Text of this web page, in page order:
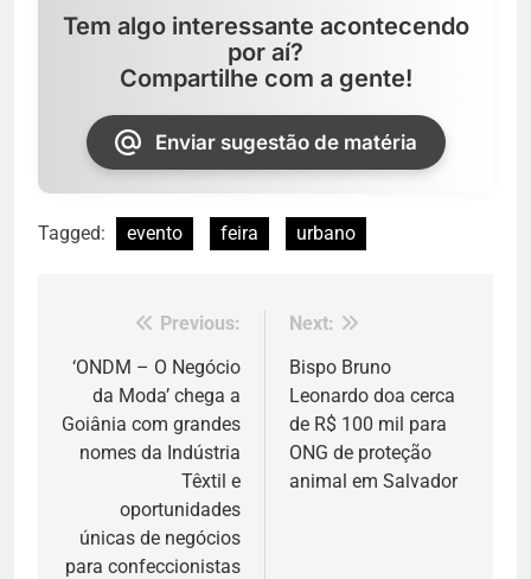
Tem algo interessante acontecendo
por aí?
Compartilhe com a gente!
Enviar sugestão de matéria
Tagged: evento feira urbano
Navegação
de
Post
Previous:
‘ONDM – O Negócio
da Moda’ chega a
Goiânia com grandes
nomes da Indústria
Têxtil e
oportunidades
únicas de negócios
para confeccionistas
Next:
Bispo Bruno
Leonardo doa cerca
de R$ 100 mil para
ONG de proteção
animal em Salvador